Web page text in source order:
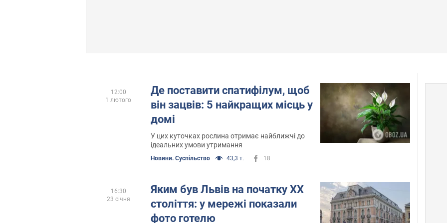
Де поставити спатифілум, щоб
він зацвів: 5 найкращих місць у
домі
У цих куточках рослина отримає найближчі до
ідеальних умови утримання
Новини. Суспільство 43,3 т. 18
12:00
1 лютого
Яким був Львів на початку ХХ
століття: у мережі показали
фото готелю
16:30
23 січня